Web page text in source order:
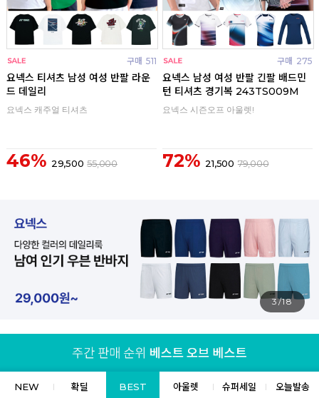
구매 511
요넥스 티셔츠 남성 여성 반팔 라운
드 데일리
요넥스 캐주얼 티셔츠
46% 29,500 55,000
구매 275
요넥스 남성 여성 반팔 긴팔 배드민
턴 티셔츠 경기복 243TS009M
요넥스 시즌오프 아울렛!
72% 21,500 79,000
4/18
NEW 확딜 BEST 아울렛 슈퍼세일 오늘발송